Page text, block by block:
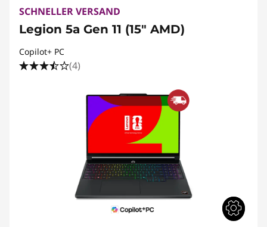
SCHNELLER VERSAND
Legion 5a Gen 11 (15" AMD)
Copilot+ PC
(4)